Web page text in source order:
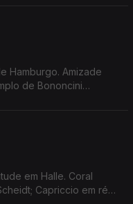
Hamburgo. Amizade
de Bononcini
em Halle. Coral
Capriccio em ré